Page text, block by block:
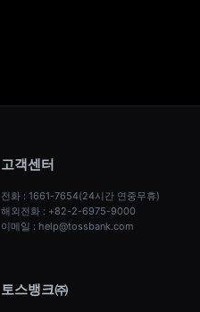
고객센터
전화 : 1661-7654(24시간 연중무휴)
해외전화 : +82-2-6975-9000
이메일 : help@tossbank.com
토스뱅크㈜